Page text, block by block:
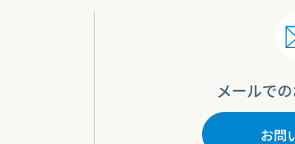
メールで
お問